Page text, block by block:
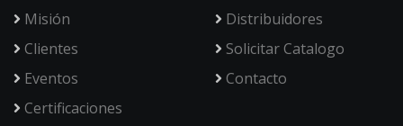
Misión
Clientes
Eventos
Certificaciones
Distribuidores
Solicitar Catalogo
Contacto